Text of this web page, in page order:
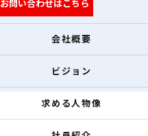
お問い合わせはこちら
会社概要
ビジョン
求める人物像